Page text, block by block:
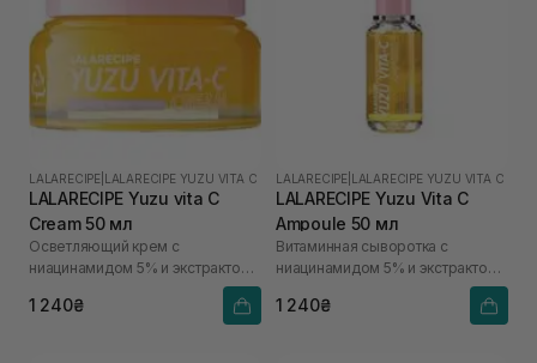
LALARECIPE LALARECIPE YUZU VITA C
LALARECIPE Yuzu vita C
Cream 50 мл
Осветляющий крем с
ниацинамидом 5% и экстрактом
1 240₴
LALARECIPE LALARECIPE YUZU VITA C
LALARECIPE Yuzu Vita C
Ampoule 50 мл
Витаминная сыворотка с
ниацинамидом 5% и экстрактом
1 240₴